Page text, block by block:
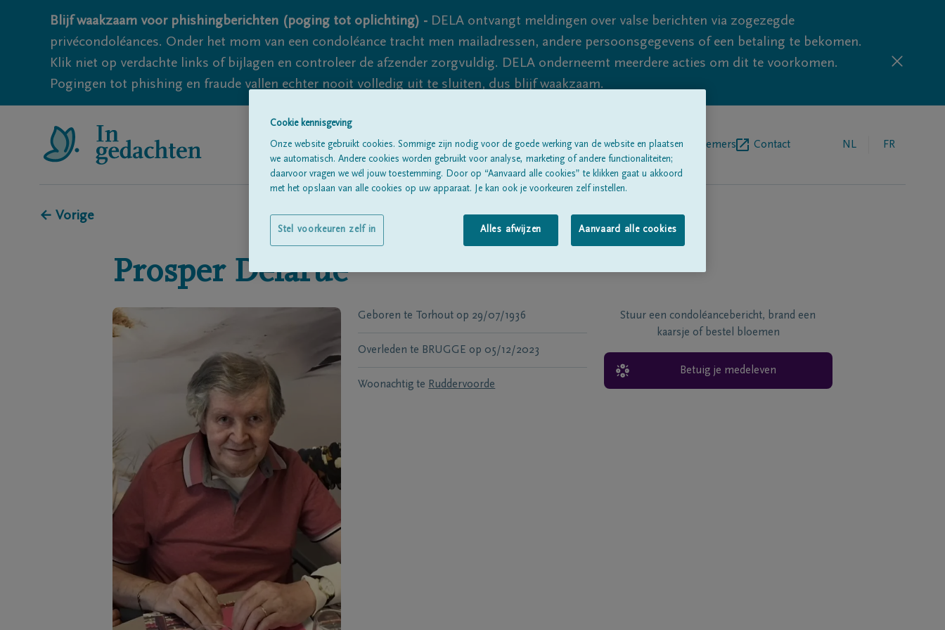
Blijf waakzaam voor phishingberichten (poging tot oplichting) - DELA ontvangt meldingen over valse berichten via zogezegde
privécondoléances. Onder het mom van een condoléance tracht men mailadressen, andere persoonsgegevens of een betaling te bekomen.
Klik niet op verdachte links of bijlagen en controleer de afzender zorgvuldig. DELA onderneemt meerdere acties om dit te voorkomen.
Pogingen tot phishing en fraude vallen echter nooit volledig uit te sluiten, dus blijf waakzaam.
Alle rouwberichtenOver onsBegrafenisondernemers Contact NL FR
← Vorige
Prosper Delarue
Geboren te Torhout op 29/07/1936
Overleden te BRUGGE op 05/12/2023
Woonachtig te Ruddervoorde
Stuur een condoléancebericht, brand een
kaarsje of bestel bloemen
Betuig je medeleven
Cookie kennisgeving
Onze website gebruikt cookies. Sommige zijn nodig voor de goede werking van de website en plaatsen
we automatisch. Andere cookies worden gebruikt voor analyse, marketing of andere functionaliteiten;
daarvoor vragen we wél jouw toestemming. Door op “Aanvaard alle cookies” te klikken gaat u akkoord
met het opslaan van alle cookies op uw apparaat. Je kan ook je voorkeuren zelf instellen.
Alles afwijzen Aanvaard alle cookies
Stel voorkeuren zelf in